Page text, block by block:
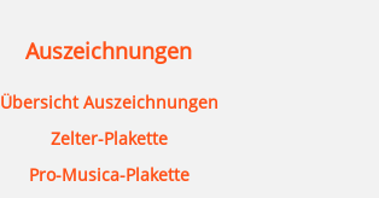
Auszeichnungen
Übersicht Auszeichnungen
Zelter-Plakette
Pro-Musica-Plakette